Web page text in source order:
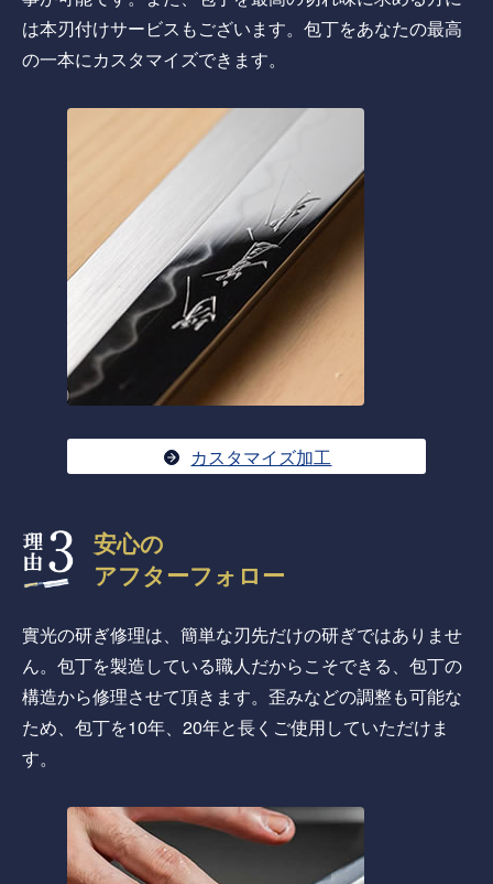
は本刃付けサービスもございます。包丁をあなたの最高
の一本にカスタマイズできます。
カスタマイズ加工
安心の
アフターフォロー
實光の研ぎ修理は、簡単な刃先だけの研ぎではありませ
ん。包丁を製造している職人だからこそできる、包丁の
構造から修理させて頂きます。歪みなどの調整も可能な
ため、包丁を10年、20年と長くご使用していただけま
す。